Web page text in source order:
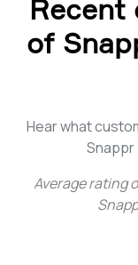
Recent
of
Hear what
Average rating